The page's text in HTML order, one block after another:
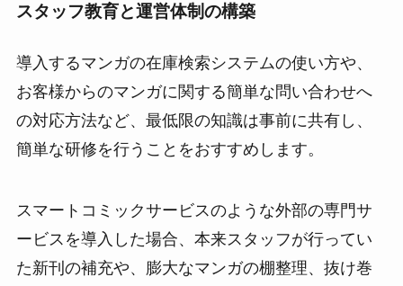
スタッフ教育と運営体制の構築
導入するマンガの在庫検索システムの使い方や、
お客様からのマンガに関する簡単な問い合わせへ
の対応方法など、最低限の知識は事前に共有し、
簡単な研修を行うことをおすすめします。
スマートコミックサービスのような外部の専門サ
ービスを導入した場合、本来スタッフが行ってい
た新刊の補充や、膨大なマンガの棚整理、抜け巻